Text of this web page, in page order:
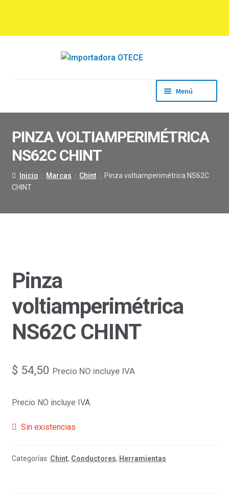
la
contenido
Menú
Empresa
Productos
Marcas
Contacto
PINZA VOLTIAMPERIMÉTRICA
NS62C CHINT
Inicio Marcas Chint
Pinza voltiamperimétrica NS62C
CHINT
Pinza
voltiamperimétrica
NS62C CHINT
$ 54,50 Precio NO incluye IVA
Precio NO incluye IVA.
Sin existencias
Categorías: Chint, Conductores, Herramientas